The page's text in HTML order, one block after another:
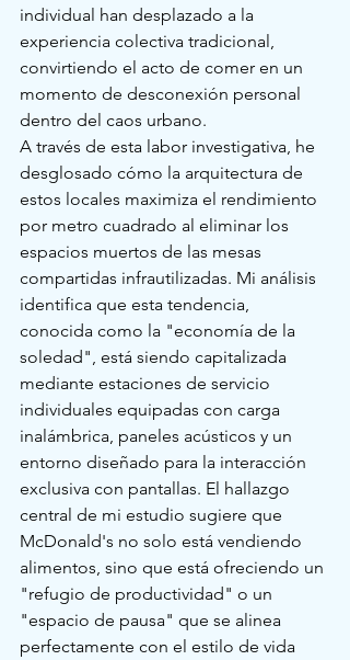
individual han desplazado a la
experiencia colectiva tradicional,
convirtiendo el acto de comer en un
momento de desconexión personal
dentro del caos urbano.
A través de esta labor investigativa, he
desglosado cómo la arquitectura de
estos locales maximiza el rendimiento
por metro cuadrado al eliminar los
espacios muertos de las mesas
compartidas infrautilizadas. Mi análisis
identifica que esta tendencia,
conocida como la "economía de la
soledad", está siendo capitalizada
mediante estaciones de servicio
individuales equipadas con carga
inalámbrica, paneles acústicos y un
entorno diseñado para la interacción
exclusiva con pantallas. El hallazgo
central de mi estudio sugiere que
McDonald's no solo está vendiendo
alimentos, sino que está ofreciendo un
"refugio de productividad" o un
"espacio de pausa" que se alinea
perfectamente con el estilo de vida